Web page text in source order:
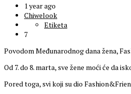
1 year ago
Chiwelook
Etiketa
7
Povodom Međunarodnog dana žena,
Od 7. do 8. marta, sve žene moći će da
Pored toga, svi koji su dio